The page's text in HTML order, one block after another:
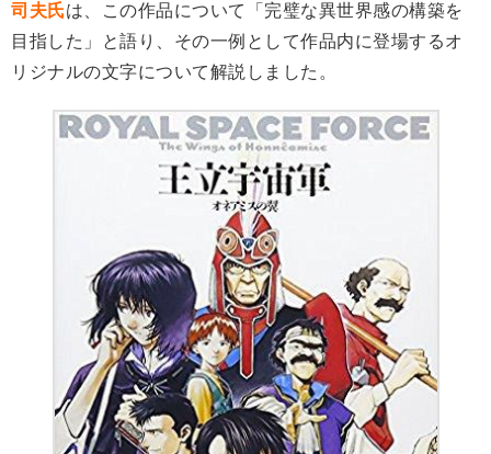
司夫氏は、この作品について「完璧な異世界感の構築を
目指した」と語り、その一例として作品内に登場するオ
リジナルの文字について解説しました。